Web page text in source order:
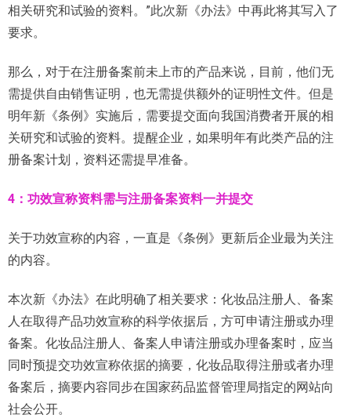
相关研究和试验的资料。”此次新《办法》中再此将其写入了
要求。
那么，对于在注册备案前未上市的产品来说，目前，他们无
需提供自由销售证明，也无需提供额外的证明性文件。但是
明年新《条例》实施后，需要提交面向我国消费者开展的相
关研究和试验的资料。提醒企业，如果明年有此类产品的注
册备案计划，资料还需提早准备。
4：功效宣称资料需与注册备案资料一并提交
关于功效宣称的内容，一直是《条例》更新后企业最为关注
的内容。
本次新《办法》在此明确了相关要求：化妆品注册人、备案
人在取得产品功效宣称的科学依据后，方可申请注册或办理
备案。化妆品注册人、备案人申请注册或办理备案时，应当
同时预提交功效宣称依据的摘要，化妆品取得注册或者办理
备案后，摘要内容同步在国家药品监督管理局指定的网站向
社会公开。